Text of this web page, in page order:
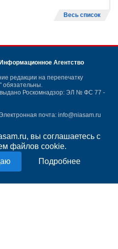
вы соглашаетесь с
файлов cookie.
Подробнее
Весь список
Агентство
редакции на перепечатку
обязательны.
выдано Роскомнадзор: ЭЛ № ФС 77 -
почта: info@niasam.ru
данных